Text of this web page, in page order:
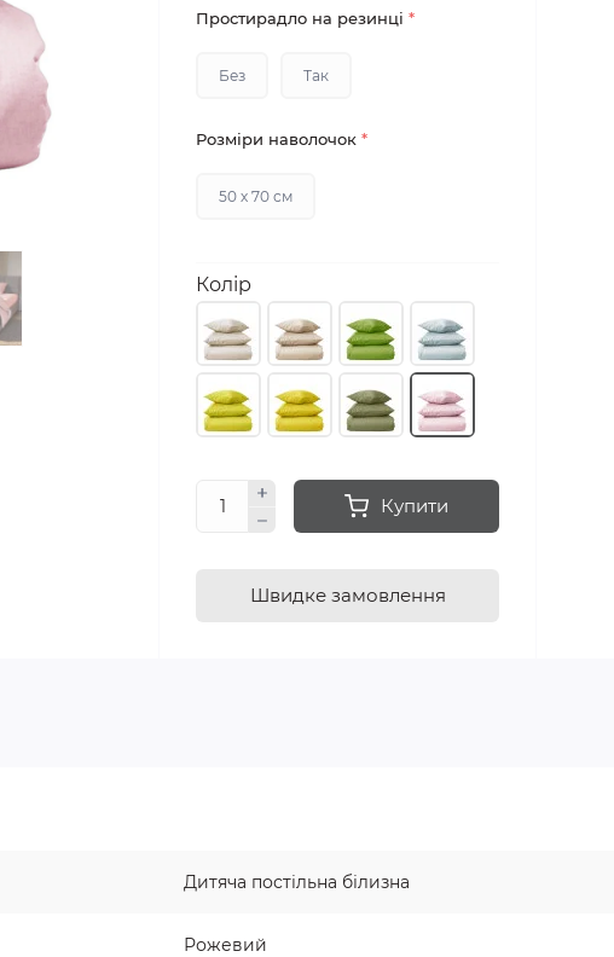
Простирадло на резинці *
Без Так
Розміри наволочок *
50 х 70 см
Колір
Купити
Швидке замовлення
Дитяча постільна білизна
Рожевий